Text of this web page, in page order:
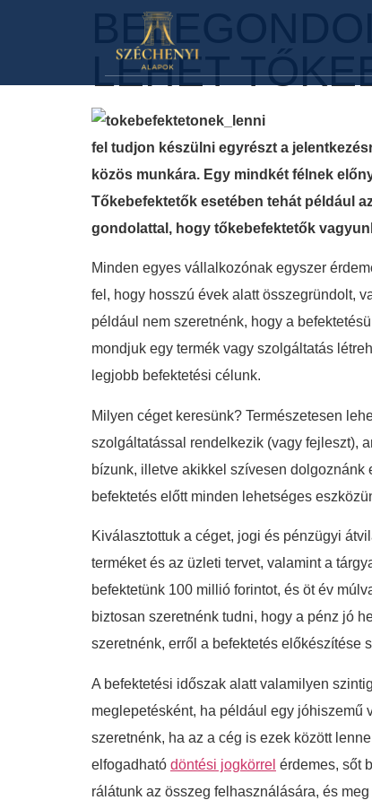
LEHET
fel tudjon készülni egyrészt a
közös munkára. Egy mindkét félnek
Tőkebefektetők esetében tehát például
gondolattal, hogy tőkebefektetők
Minden egyes vállalkozónak egyszer
fel, hogy hosszú évek alatt összegründolt,
például nem szeretnénk, hogy a
mondjuk egy termék vagy szolgáltatás
legjobb befektetési célunk.
Milyen céget keresünk? Természetesen
szolgáltatással rendelkezik (vagy fejleszt),
bízunk, illetve akikkel szívesen dolgoznánk
befektetés előtt minden lehetséges
Kiválasztottuk a céget, jogi és pénzügyi
terméket és az üzleti tervet, valamint a
befektetünk 100 millió forintot, és öt év
biztosan szeretnénk tudni, hogy a pénz jó
szeretnénk, erről a befektetés előkészítése
A befektetési időszak alatt valamilyen
meglepetésként, ha például egy jóhiszemű
szeretnénk, ha az a cég is ezek között
elfogadható döntési jogkörrel érdemes, sőt
rálátunk az összeg felhasználására, és